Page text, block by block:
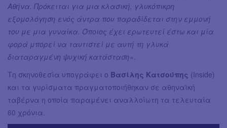
Αθήνα. Πρόκειται για μια κλασική, γλυκόπικρη
εξομολόγηση ενός άντρα που παραδίδεται στην εμμονή
του με μια γυναίκα. Όποιος έχει ερωτευτεί έστω και μία
φορά μπορεί να ταυτιστεί με αυτή τη γλυκά
διαταραγμένη ψυχική κατάσταση».
Τη σκηνοθεσία υπογράφει ο Βασίλης Κατσούπης (Inside)
και τα γυρίσματα πραγματοποιήθηκαν σε αθηναϊκή
ταβέρνα η οποία παραμένει αναλλοίωτη τα τελευταία
60 χρόνια.